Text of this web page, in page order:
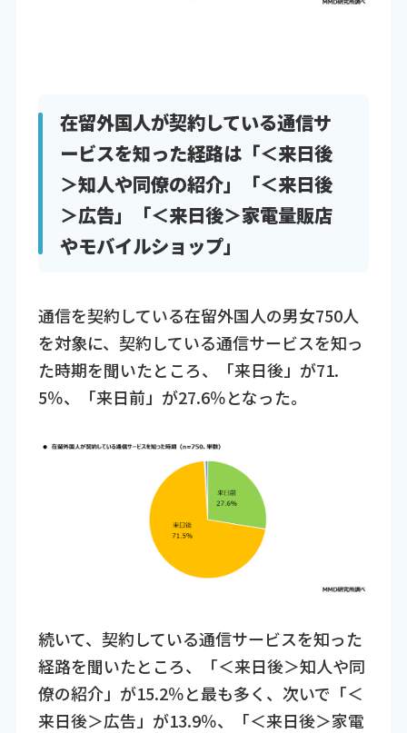
在留外国人が契約している通信サ
ービスを知った経路は「＜来日後
＞知人や同僚の紹介」「＜来日後
＞広告」「＜来日後＞家電量販店
やモバイルショップ」
通信を契約している在留外国人の男女750人
を対象に、契約している通信サービスを知っ
た時期を聞いたところ、「来日後」が71.
5％、「来日前」が27.6％となった。
続いて、契約している通信サービスを知った
経路を聞いたところ、「＜来日後＞知人や同
僚の紹介」が15.2％と最も多く、次いで「＜
来日後＞広告」が13.9％、「＜来日後＞家電